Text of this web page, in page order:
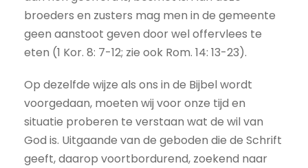
broeders en zusters mag men in de gemeente
geen aanstoot geven door wel offervlees te
eten (1 Kor. 8: 7-12; zie ook Rom. 14: 13-23).
Op dezelfde wijze als ons in de Bijbel wordt
voorgedaan, moeten wij voor onze tijd en
situatie proberen te verstaan wat de wil van
God is. Uitgaande van de geboden die de Schrift
geeft, daarop voortbordurend, zoekend naar